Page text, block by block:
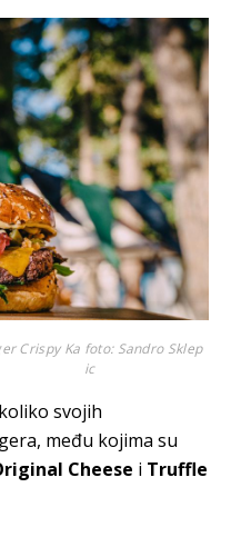
Crispy Ka foto: Sandro Sklep
ic
svojih
među kojima su
Cheese i Truffle